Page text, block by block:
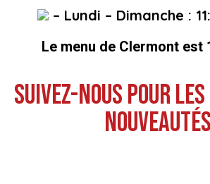
– Lundi – Dimanche :
Le menu de Clermont est
Suivez-nous pour
nouveautés